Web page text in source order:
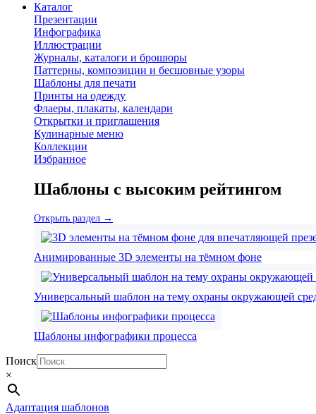
Каталог
Презентации
Инфографика
Иллюстрации
Журналы, каталоги и брошюры
Паттерны, композиции и бесшовные узоры
Шаблоны для печати
Принты на одежду
Флаеры, плакаты, календари
Открытки и приглашения
Кулинарные меню
Коллекции
Избранное
Шаблоны с высоким рейтингом
Открыть раздел →
Анимированные 3D элементы на тёмном фоне
Универсальный шаблон на тему охраны окружающей
Шаблоны инфографики процесса
Поиск
×
Адаптация шаблонов